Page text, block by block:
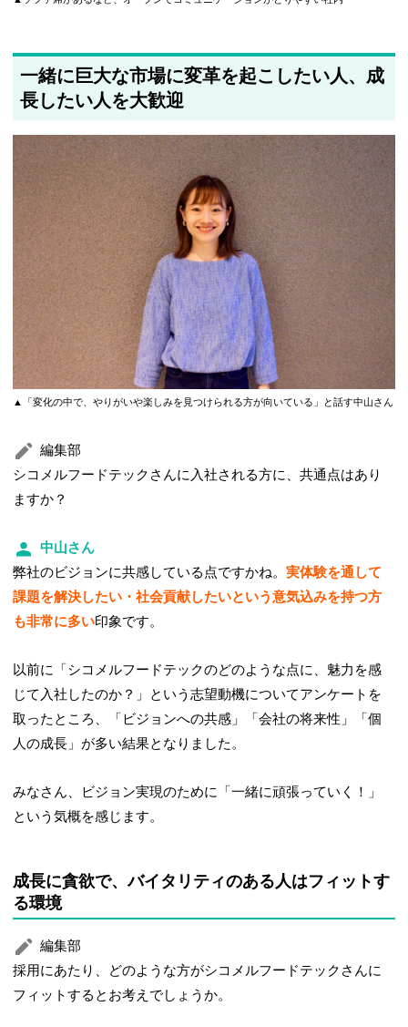
一緒に巨大な市場に変革を起こしたい人、成
長したい人を大歓迎
▲「変化の中で、やりがいや楽しみを見つけられる方が向いている」と話す中山さん
編集部
シコメルフードテックさんに入社される方に、共通点はあり
ますか？
中山さん
弊社のビジョンに共感している点ですかね。実体験を通して
課題を解決したい・社会貢献したいという意気込みを持つ方
も非常に多い印象です。
以前に「シコメルフードテックのどのような点に、魅力を感
じて入社したのか？」という志望動機についてアンケートを
取ったところ、「ビジョンへの共感」「会社の将来性」「個
人の成長」が多い結果となりました。
みなさん、ビジョン実現のために「一緒に頑張っていく！」
という気概を感じます。
成長に貪欲で、バイタリティのある人はフィットす
る環境
編集部
採用にあたり、どのような方がシコメルフードテックさんに
フィットするとお考えでしょうか。